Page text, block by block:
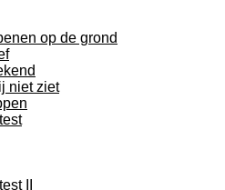
op de grond
niet ziet
II